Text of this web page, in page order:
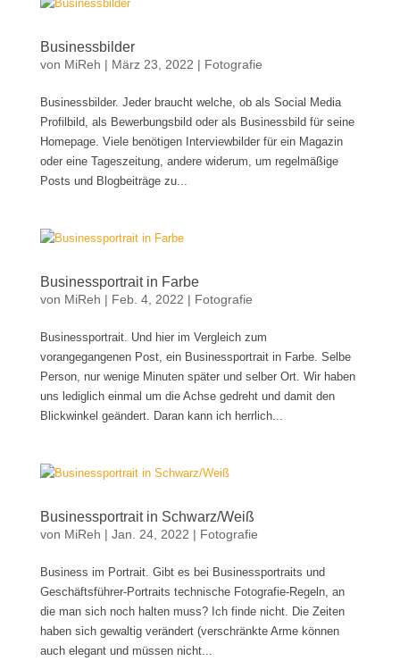
Businessbilder
von MiReh | März 23, 2022 | Fotografie
Businessbilder. Jeder braucht welche, ob als Social Media
Profilbild, als Bewerbungsbild oder als Businessbild für seine
Homepage. Viele benötigen Interviewbilder für ein Magazin
oder eine Tageszeitung, andere widerum, um regelmäßige
Posts und Blogbeiträge zu...
Businessportrait in Farbe
von MiReh | Feb. 4, 2022 | Fotografie
Businessportrait. Und hier im Vergleich zum
vorangegangenen Post, ein Businessportrait in Farbe. Selbe
Person, nur wenige Minuten später und selber Ort. Wir haben
uns lediglich einmal um die Achse gedreht und damit den
Blickwinkel geändert. Daran kann ich herrlich...
Businessportrait in Schwarz/Weiß
von MiReh | Jan. 24, 2022 | Fotografie
Business im Portrait. Gibt es bei Businessportraits und
Geschäftsführer-Portraits technische Fotografie-Regeln, an
die man sich noch halten muss? Ich finde nicht. Die Zeiten
haben sich gewaltig verändert (verschränkte Arme können
auch elegant und müssen nicht...